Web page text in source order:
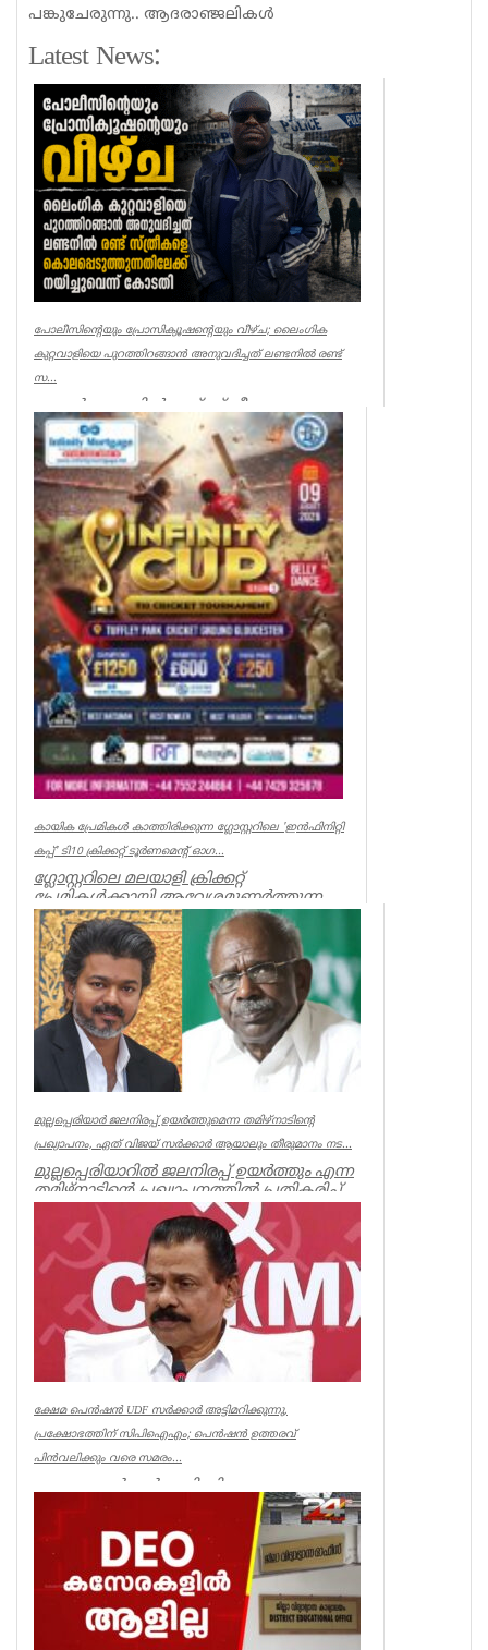
പങ്കുചേരുന്നു.. ആദരാഞ്ജലികൾ
Latest News:
പോലീസിന്റെയും പ്രോസിക്യൂഷന്റെയും വീഴ്ച; ലൈംഗിക
കുറ്റവാളിയെ പുറത്തിറങ്ങാൻ അനുവദിച്ചത് ലണ്ടനിൽ രണ്ട്
സ...
ലണ്ടൻ: ലണ്ടനിൽ രണ്ട് സ്ത്രീകളെ
കൊലപ്പെടുത്തിയ സംഭവത്തിൽ
പോലീസിനും പ്രോസിക്യൂഷനും ഗുരുതര
വീഴ്ച്ച സംഭ...
UK NEWS
കായിക പ്രേമികള്‍ കാത്തിരിക്കുന്ന ഗ്ലോസ്റ്ററിലെ 'ഇന്‍ഫിനിറ്റി
കപ്പ്' ടി10 ക്രിക്കറ്റ് ടൂര്‍ണമെന്റ് ഓഗ...
ഗ്ലോസ്റ്ററിലെ മലയാളി ക്രിക്കറ്റ്
പ്രേമികള്‍ക്കായി ആവേശമുണര്‍ത്തുന്ന
'ഇന്‍ഫിനിറ്റി കപ്പ് - സീസണ്‍ 3'...
Associations
മുല്ലപ്പെരിയാർ ജലനിരപ്പ് ഉയർത്തുമെന്ന തമിഴ്നാടിന്റെ
പ്രഖ്യാപനം, ഏത് വിജയ് സർക്കാർ ആയാലും തീരുമാനം നട...
മുല്ലപ്പെരിയാറിൽ ജലനിരപ്പ് ഉയർത്തും എന്ന
തമിഴ്നാടിന്റെ പ്രഖ്യാപനത്തിൽ പ്രതികരിച്ച്
മുൻമന്ത്രി എം എം...
Kerala
ക്ഷേമ പെൻഷൻ UDF സർക്കാർ അട്ടിമറിക്കുന്നു,
പ്രക്ഷോഭത്തിന് സിപിഐഎം; പെൻഷൻ ഉത്തരവ്
പിൻവലിക്കും വരെ സമരം...
ക്ഷേമ പെൻഷൻ അട്ടിമറിക്കാനുള്ള ബോധ
പൂർവമായ ശ്രമമാണ് യു ഡി എഫ് സർക്കാർ
നടത്തുന്നതെന്ന് സിപിഐഎം സംസ്ഥാ...
Kerala